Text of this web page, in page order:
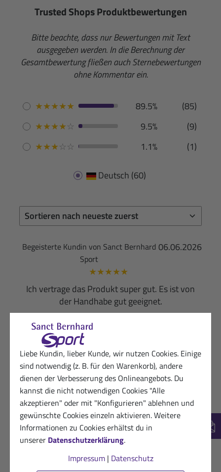
Liebe Kundin, lieber Kunde, wir nutzen Cookies. Einige
sind notwendig (z. B. für den Warenkorb), andere
dienen der Verbesserung des Onlineangebots. Du
kannst die nicht notwendigen Cookies "Alle
akzeptieren" oder mit "Konfigurieren" ablehnen und
gewünschte Cookies einzeln aktivieren. Weitere
Informationen zu Cookies erhältst du in
unserer Datenschutzerklärung.
Impressum| Datenschutz
Trusted Shops Produktbewertungen
Bitte beachte, dass nur Bewertungen mit Text
ausgegeben werden. In die Berechnung der
Gesamtbewertung fließen auch Sternebewertungen
ohne Kommentar ein.
★★★★★ 89.5%
(85)
★★★★☆ 9.5%
(9)
★★★☆☆ 1.1% (1)
Deutsch (60)
06.06.2026
Begeisterte Kundin von Sanct Bernhard
Sport
★★★★★
Ich vertrage das Produkt super gut. Es ist von
der Handhabe gut geeignet.
VERIFIZIERT
30.05.2026
Glücklicher Sanct Bernhard Sport-Kunde
★★★ ★★
Lecker im Geschmack, schnelle Wirkung
VERIFIZIERT Hilfreich? (0)
26.05.2026
Zufriedener Kunde von Sanct Bernhard
Sport
★★★★☆
Aluminium Abdeckung stört Zum Radfahren gut